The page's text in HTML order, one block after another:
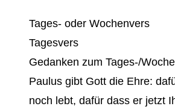
Tages- oder Wochenvers
Tagesvers
Gedanken zum Tages-/
Paulus gibt Gott die Ehre:
noch lebt, dafür dass er jetzt